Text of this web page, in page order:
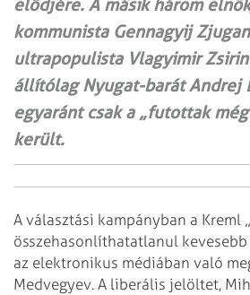
elődjére. A másik három
kommunista Gennagyij
ultrapopulista Vlagyimir
állítólag Nyugat-barát Andrej
egyaránt csak a „futottak
került.
A választási kampányban a Kreml
összehasonlíthatatlanul
az elektronikus médiában való
Medvegyev. A liberális jelöltet,